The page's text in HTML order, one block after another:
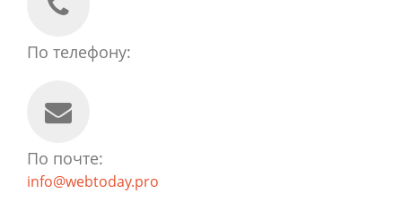
По телефону:
По почте:
info@webtoday.pro